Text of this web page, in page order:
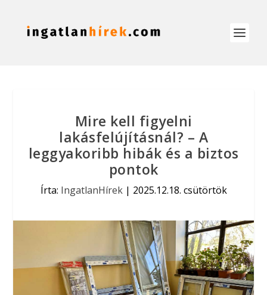
Mire kell figyelni
lakásfelújításnál? – A
leggyakoribb hibák és a biztos
pontok
Írta: IngatlanHírek| 2025.12.18. csütörtök